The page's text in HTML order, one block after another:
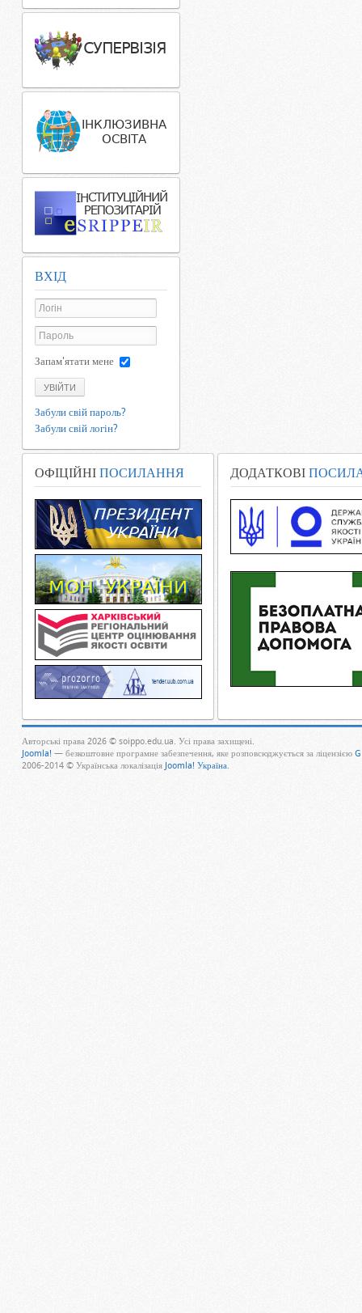
ВХІД
Запам'ятати мене
УВІЙТИ
Забули свій пароль?
Забули свій логін?
ОФІЦІЙНІ ПОСИЛАННЯ ДОДАТКОВІ
Авторські права 2026 © soippo.edu.ua. Усі права захищені.
Joomla! — безкоштовне програмне забезпечення, яке розповсюджується за ліцензією
2006-2014 © Українська локалізація Joomla! Україна.